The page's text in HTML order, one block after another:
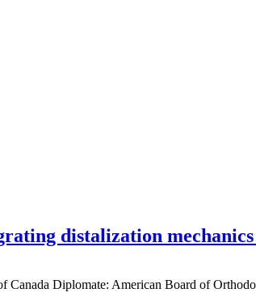
distalization
Canada Diplomate: American Board of